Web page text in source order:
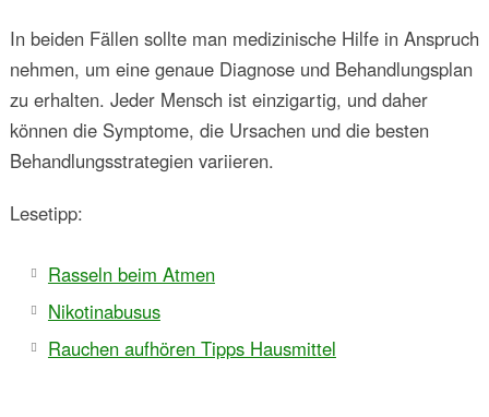
In beiden Fällen sollte man medizinische Hilfe in Anspruch
nehmen, um eine genaue Diagnose und Behandlungsplan
zu erhalten. Jeder Mensch ist einzigartig, und daher
können die Symptome, die Ursachen und die besten
Behandlungsstrategien variieren.
Lesetipp:
Rasseln beim Atmen
Nikotinabusus
Rauchen aufhören Tipps Hausmittel